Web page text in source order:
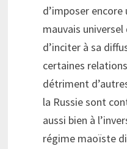
d’imposer
mauvais
d’inciter à sa
certaines
détriment
la Russie sont
aussi bien à
régime maoïste